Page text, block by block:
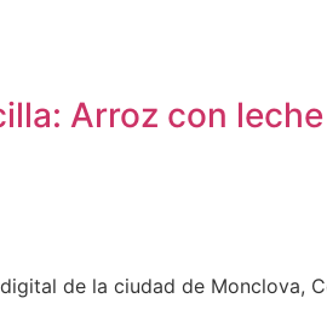
Arroz con
de la ciudad de Monclova,